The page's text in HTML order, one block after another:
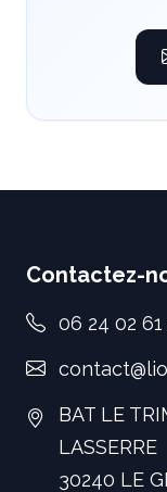
Contactez-
06 24 02 61
BAT LE
LASSERRE
30240 LE